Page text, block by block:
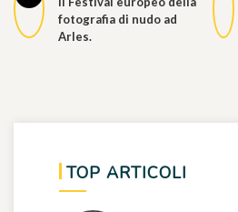
fotografia di nudo ad
Arles.
TOP ARTICOLI